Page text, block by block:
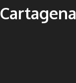
Cartagena